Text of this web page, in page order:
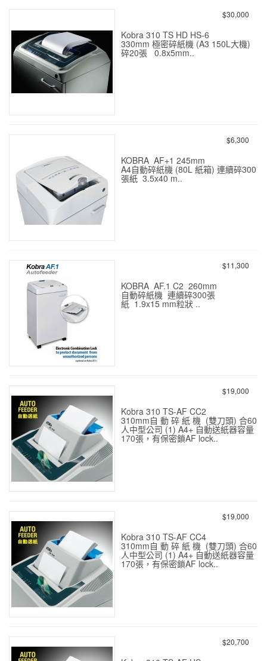
A3 ( P-6 0.8x9.5mm) 18張
$30,000
密A3 (P-7 0.8x5mm) 10張
Kobra 310 TS HD HS-6
330mm 極密碎紙機 (A3 150L大機)
碎20張 0.8x5mm..
$6,300
300張 A4 3.5x40mm
KOBRA AF+1 245mm
A4自動碎紙機 (80L 紙箱) 連續碎300
張紙 3.5x40 m..
$11,300
紙機 300張 A4 1.9x15mm
KOBRA AF.1 C2 260mm
自動碎紙機 連續碎300張
紙 1.9x15 mm粒狀 ..
$19,000
(1.9x15) A3 自動 雙刀頭
Kobra 310 TS-AF CC2
310mm自 動 碎 紙 機 (雙刀頭) 合60
人中型公司 (1) A4+ 自動送紙器容量
170張，有保密鎖AF lock..
$19,000
(3.9x40) A3 自動 雙刀頭
Kobra 310 TS-AF CC4
310mm自 動 碎 紙 機 (雙刀頭) 合60
人中型公司 (1) A4+ 自動送紙器容量
170張，有保密鎖AF lock..
$20,700